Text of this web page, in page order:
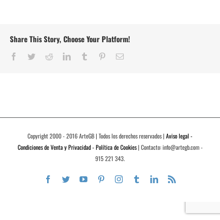
Share This Story, Choose Your Platform!
Facebook
TwitterRedditLinkedInTumblr PinterestCorreo
Copyright 2000 - 2016 ArteGB | Todos los derechos reservados | Aviso legal -
Condiciones de Venta y Privacidad - Política de Cookies| Contacto: info@artegb.com -
915 221 343.
Facebook
TwitterYouTubePinterestInstagramTumblrLinkedIn